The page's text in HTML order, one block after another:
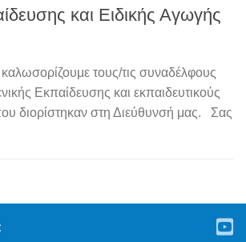
και Ειδικής Αγωγής
καλωσορίζουμε τους/τις συναδέλφους
Εκπαίδευσης και εκπαιδευτικούς
διορίστηκαν στη Διεύθυνσή μας. Σας